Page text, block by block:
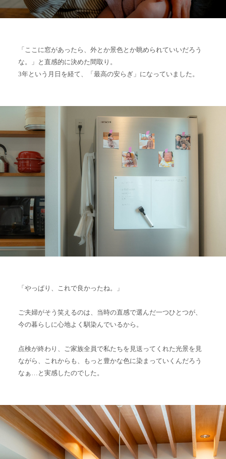
「ここに窓があったら、外とか景色とか眺められていいだろう
な。」と直感的に決めた間取り。
3年という月日を経て、「最高の安らぎ」になっていました。
「やっぱり、これで良かったね。」
ご夫婦がそう笑えるのは、当時の直感で選んだ一つひとつが、
今の暮らしに心地よく馴染んでいるから。
点検が終わり、ご家族全員で私たちを見送ってくれた光景を見
ながら、これからも、もっと豊かな色に染まっていくんだろう
なぁ…と実感したのでした。